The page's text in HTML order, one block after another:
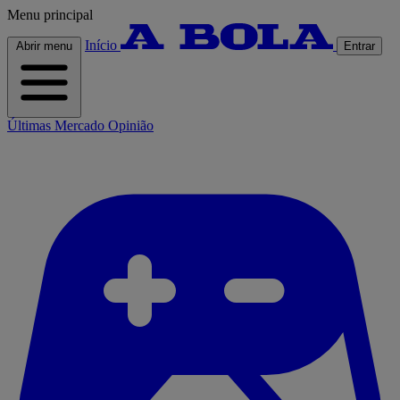
Menu principal
Abrir menu Início Entrar
Últimas Mercado Opinião